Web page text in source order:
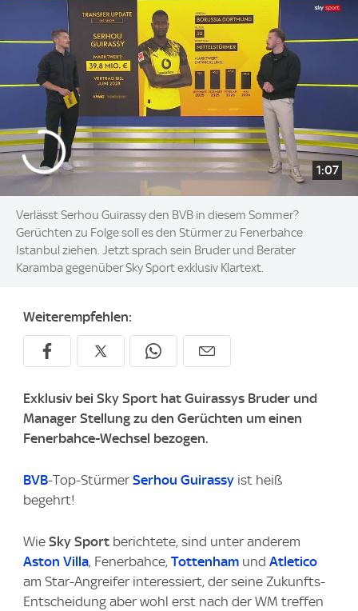
1:07
Verlässt Serhou Guirassy den BVB in diesem Sommer?
Gerüchten zu Folge soll es den Stürmer zu Fenerbahce
Istanbul ziehen. Jetzt sprach sein Bruder und Berater
Karamba gegenüber Sky Sport exklusiv Klartext.
Weiterempfehlen:
Exklusiv bei Sky Sport hat Guirassys Bruder und
Manager Stellung zu den Gerüchten um einen
Fenerbahce-Wechsel bezogen.
BVB-Top-Stürmer Serhou Guirassy ist heiß
begehrt!
Wie Sky Sport berichtete, sind unter anderem
Aston Villa, Fenerbahce, Tottenham und Atletico
am Star-Angreifer interessiert, der seine Zukunfts-
Entscheidung aber wohl erst nach der WM treffen